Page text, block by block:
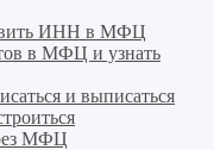
ИНН в МФЦ
в МФЦ и узнать
и выписаться
МФЦ